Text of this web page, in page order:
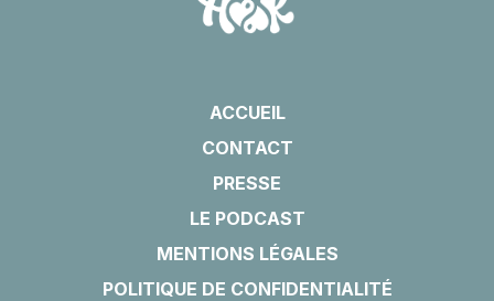
ACCUEIL
CONTACT
PRESSE
LE PODCAST
MENTIONS LÉGALES
POLITIQUE DE CONFIDENTIALITÉ